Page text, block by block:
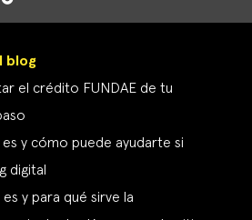
blog
el crédito FUNDAE de tu
es y cómo puede ayudarte si
digital
es y para qué sirve la